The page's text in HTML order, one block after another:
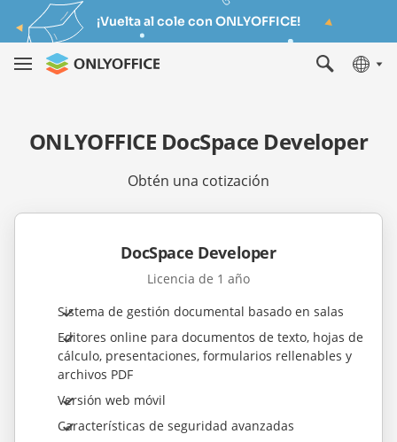
¡Vuelta al cole con ONLYOFFICE!
ONLYOFFICE DocSpace Developer
Obtén una cotización
DocSpace Developer
Licencia de 1 año
Sistema de gestión documental basado en salas
Editores online para documentos de texto, hojas de
cálculo, presentaciones, formularios rellenables y
archivos PDF
Versión web móvil
Características de seguridad avanzadas